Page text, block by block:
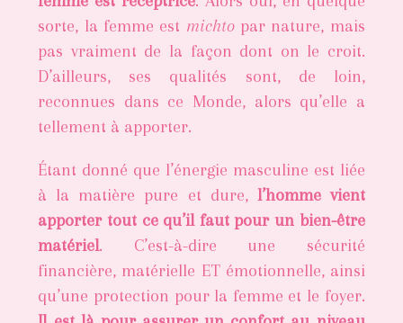
sorte, la femme est michtopar nature, mais
pas vraiment de la façon dont on le croit.
D’ailleurs, ses qualités sont, de loin,
reconnues dans ce Monde, alors qu’elle a
tellement à apporter.
Étant donné que l’énergie masculine est liée
à la matière pure et dure, l’homme vient
apporter tout ce qu’il faut pour un bien-être
matériel. C’est-à-dire une sécurité
financière, matérielle ET émotionnelle, ainsi
qu’une protection pour la femme et le foyer.